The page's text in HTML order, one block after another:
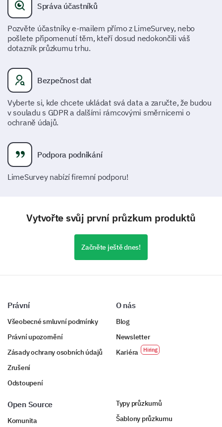
Yes No
Správa účastníků
Pozvěte účastníky e-mailem přímo z LimeSurvey, nebo
pošlete připomenutí těm, kteří dosud nedokončili váš
dotazník průzkumu trhu.
Bezpečnost dat
Vyberte si, kde chcete ukládat svá data a zaručte, že budou
v souladu s GDPR a dalšími rámcovými směrnicemi o
ochraně údajů.
Podpora podnikání
LimeSurvey nabízí firemní podporu!
Vytvořte svůj první průzkum produktů
Začněte ještě dnes!
Právní
Všeobecné smluvní podmínky
Právní upozornění
Zásady ochrany osobních údajů
Zrušení
Odstoupení
O nás
Blog
Newsletter
Kariéra
Open Source
Komunita
Typy průzkumů
Šablony průzkumu